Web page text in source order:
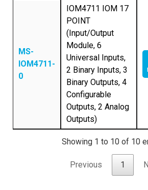
MS-
IOM4711-
0
IOM4711 IOM 17
POINT
(Input/Output
Module, 6
Universal Inputs,
2 Binary Inputs, 3
Binary Outputs, 4
Configurable
Outputs, 2 Analog
Outputs)
Showing 1 to 10 of 10
Previous 1